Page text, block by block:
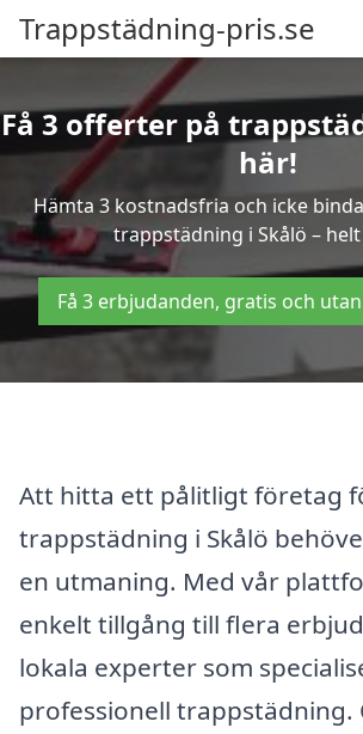
Trappstädning-pris.se
Få 3 offerter på
här!
Hämta 3 kostnadsfria och icke
trappstädning i Skålö –
Få 3 erbjudanden, gratis och
Att hitta ett pålitligt företag
trappstädning i Skålö
en utmaning. Med vår
enkelt tillgång till flera
lokala experter som
professionell trappstädning.